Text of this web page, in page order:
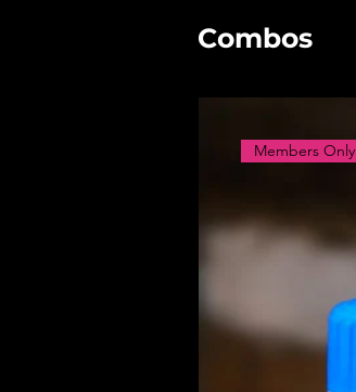
Combos
Members Only